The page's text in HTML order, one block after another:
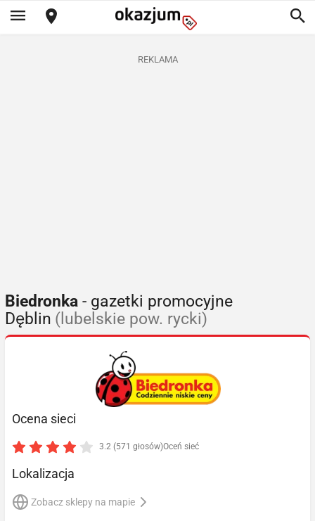
REKLAMA
Biedronka - gazetki promocyjne
Dęblin (lubelskie pow. rycki)
Ocena sieci
3.2 (571 głosów)Oceń sieć
Lokalizacja
Zobacz sklepy na mapie